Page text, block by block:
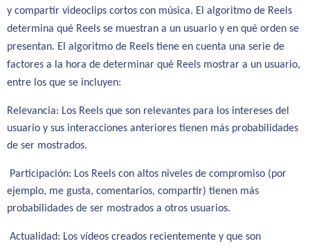
y compartir videoclips cortos con música. El algoritmo de Reels
determina qué Reels se muestran a un usuario y en qué orden se
presentan. El algoritmo de Reels tiene en cuenta una serie de
factores a la hora de determinar qué Reels mostrar a un usuario,
entre los que se incluyen:
Relevancia: Los Reels que son relevantes para los intereses del
usuario y sus interacciones anteriores tienen más probabilidades
de ser mostrados.
Participación: Los Reels con altos niveles de compromiso (por
ejemplo, me gusta, comentarios, compartir) tienen más
probabilidades de ser mostrados a otros usuarios.
Actualidad: Los vídeos creados recientemente y que son